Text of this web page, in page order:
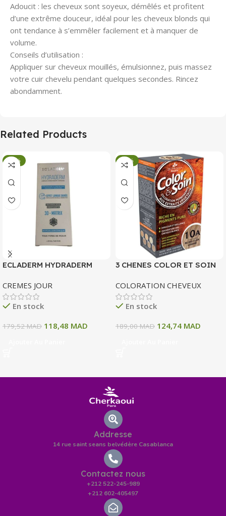
Adoucit : les cheveux sont soyeux, démêlés et profitent
d’une extrême douceur, idéal pour les cheveux blonds qui
ont tendance à s’emmêler facilement et à manquer de
volume.
Conseils d’utilisation :
Appliquer sur cheveux mouillés, émulsionnez, puis massez
votre cuir chevelu pendant quelques secondes. Rincez
abondamment.
Related Products
-34%
ECLADERM HYDRADERM
INTENSE 72H 50 ML
CREMES JOUR
En stock
179,52MAD 118,48 MAD
-34%
3 CHENES COLOR ET SOIN
10 A BLOND CLAIR CENDRE
135 ML
COLORATION CHEVEUX
En stock
189,00MAD 124,74 MAD
Addresse
14 rue saint seans belvédère Casablanca
Contactez nous
+212 522-245-989
+212 602-405497